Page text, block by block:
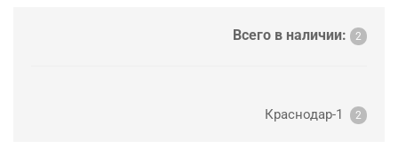
Всего в наличии: 2
Краснодар-1 2